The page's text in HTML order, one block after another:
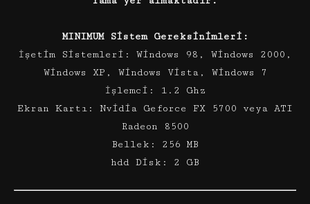
MINIMUM Sistem Gereksinimleri:
İşetim Sistemleri: Windows 98, Windows 2000,
Windows XP, Windows Vista, Windows 7
İşlemci: 1.2 Ghz
Ekran Kartı: Nvidia Geforce FX 5700 veya ATI
Radeon 8500
Bellek: 256 MB
hdd Disk: 2 GB